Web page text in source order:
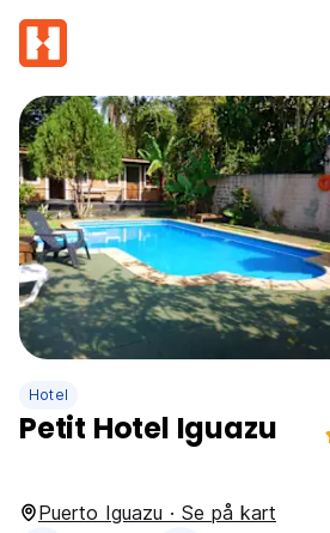
Hotel
Petit Hotel Iguazu
Puerto Iguazu · Se på kart